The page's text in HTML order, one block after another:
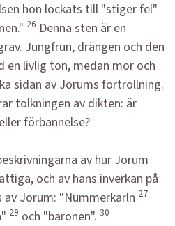
hon lockats till "stiger fel"
26 Denna sten är en
Jungfrun, drängen och den
en livlig ton, medan mor och
sidan av Jorums förtrollning.
tolkningen av dikten: är
förbannelse?
av hur Jorum
och av hans inverkan på
av Jorum: "Nummerkarln 27
29 och "baronen". 30